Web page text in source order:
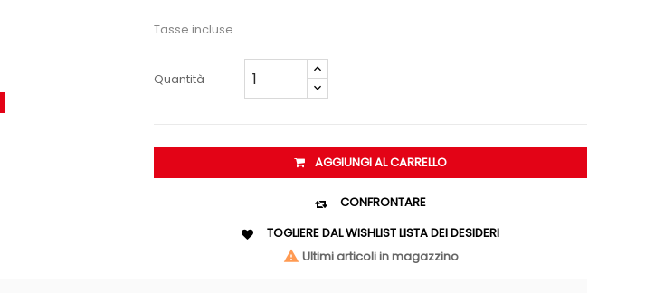
Tasse incluse
Quantità
AGGIUNGI AL CARRELLO
 CONFRONTARE
 TOGLIERE DAL WISHLISTLISTA DEI DESIDERI
 Ultimi articoli in magazzino